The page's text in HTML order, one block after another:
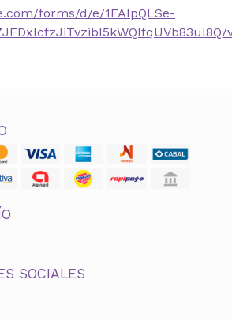
forms/d/e/1FAIpQLSe-
SOCIALES